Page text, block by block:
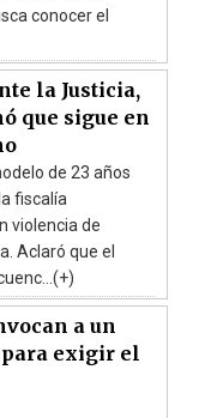
conocer el
la Justicia,
que sigue en
de 23 años
fiscalía
violencia de
Aclaró que el
a un
exigir el